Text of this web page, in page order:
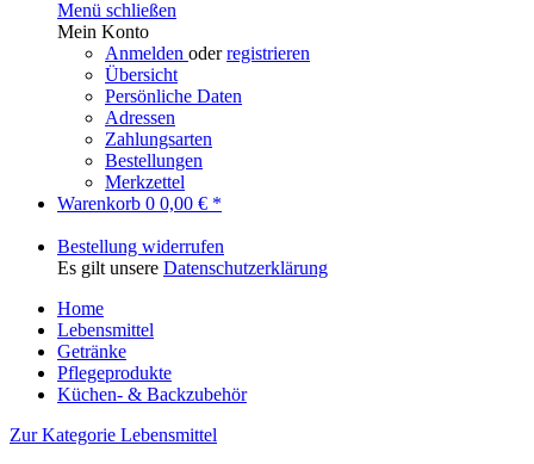
Menü schließen
Mein Konto
Anmelden oderregistrieren
Übersicht
Persönliche Daten
Adressen
Zahlungsarten
Bestellungen
Merkzettel
Warenkorb 0 0,00 € *
Bestellung widerrufen
Es gilt unsere Datenschutzerklärung
Home
Lebensmittel
Getränke
Pflegeprodukte
Küchen- & Backzubehör
Zur Kategorie Lebensmittel